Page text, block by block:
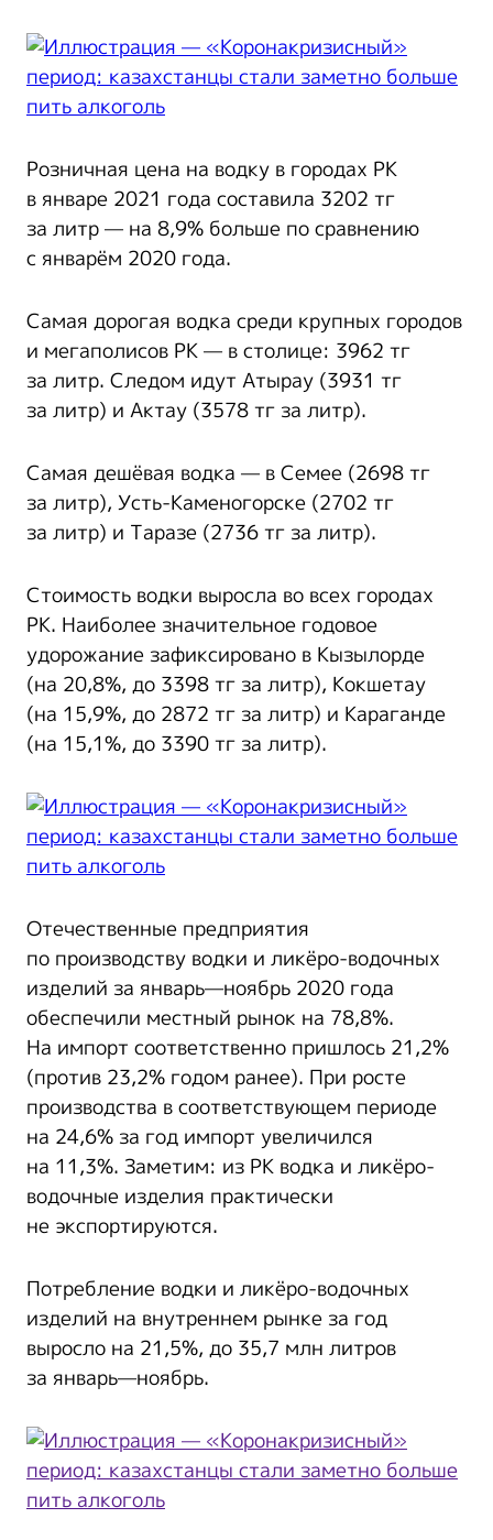
Розничная цена на водку в городах РК
в январе 2021 года составила 3202 тг
за литр — на 8,9% больше по сравнению
с январём 2020 года.
Самая дорогая водка среди крупных городов
и мегаполисов РК — в столице: 3962 тг
за литр. Следом идут Атырау (3931 тг
за литр) и Актау (3578 тг за литр).
Самая дешёвая водка — в Семее (2698 тг
за литр), Усть-Каменогорске (2702 тг
за литр) и Таразе (2736 тг за литр).
Стоимость водки выросла во всех городах
РК. Наиболее значительное годовое
удорожание зафиксировано в Кызылорде
(на 20,8%, до 3398 тг за литр), Кокшетау
(на 15,9%, до 2872 тг за литр) и Караганде
(на 15,1%, до 3390 тг за литр).
Отечественные предприятия
по производству водки и ликёро-водочных
изделий за январь—ноябрь 2020 года
обеспечили местный рынок на 78,8%.
На импорт соответственно пришлось 21,2%
(против 23,2% годом ранее). При росте
производства в соответствующем периоде
на 24,6% за год импорт увеличился
на 11,3%. Заметим: из РК водка и ликёро-
водочные изделия практически
не экспортируются.
Потребление водки и ликёро-водочных
изделий на внутреннем рынке за год
выросло на 21,5%, до 35,7 млн литров
за январь—ноябрь.